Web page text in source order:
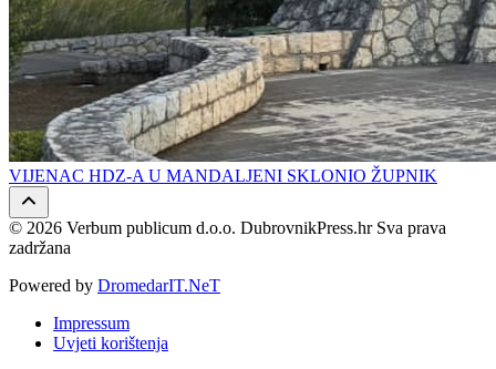
VIJENAC HDZ-A U MANDALJENI SKLONIO ŽUPNIK
© 2026 Verbum publicum d.o.o. DubrovnikPress.hr Sva prava
zadržana
Powered by DromedarIT.NeT
Impressum
Uvjeti korištenja